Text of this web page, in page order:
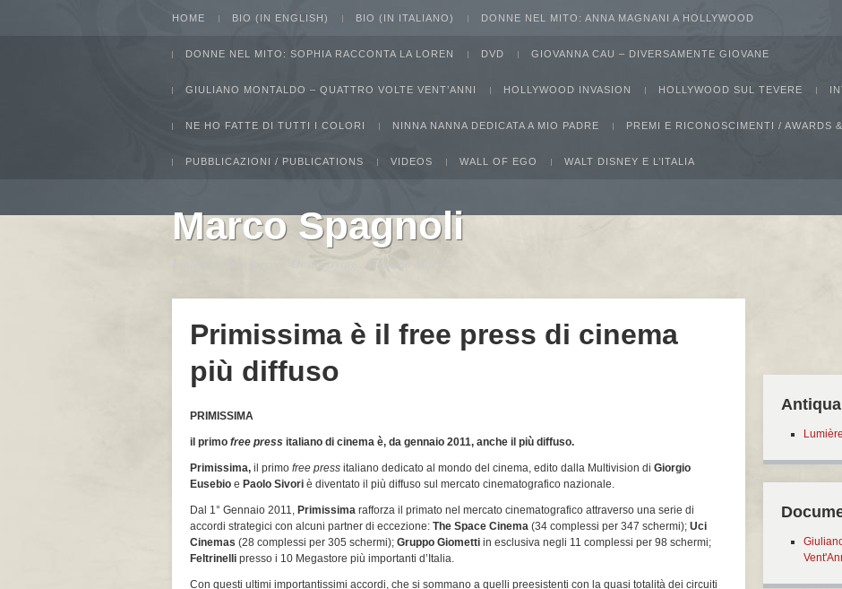
HOME BIO (IN ENGLISH) BIO (IN ITALIANO) DONNE NEL MITO: ANNA MAGNANI A HOLLYWOOD
DONNE NEL MITO: SOPHIA RACCONTA LA LOREN DVD GIOVANNA CAU – DIVERSAMENTE GIOVANE
GIULIANO MONTALDO – QUATTRO VOLTE VENT’ANNI HOLLYWOOD INVASION HOLLYWOOD SUL TEVERE
NE HO FATTE DI TUTTI I COLORI NINNA NANNA DEDICATA A MIO PADRE PREMI E RICONOSCIMENTI / AWARDS
PUBBLICAZIONI / PUBLICATIONS VIDEOS WALL OF EGO WALT DISNEY E L’ITALIA
Marco Spagnoli
Primissima è il free press di cinema
più diffuso
PRIMISSIMA
il primo free press italiano di cinema è, da gennaio 2011, anche il più diffuso.
Primissima, il primo free press italiano dedicato al mondo del cinema, edito dalla Multivision di Giorgio
Eusebio e Paolo Sivori è diventato il più diffuso sul mercato cinematografico nazionale.
Dal 1° Gennaio 2011, Primissima rafforza il primato nel mercato cinematografico attraverso una serie di
accordi strategici con alcuni partner di eccezione: The Space Cinema (34 complessi per 347 schermi); Uci
Cinemas (28 complessi per 305 schermi); Gruppo Giometti in esclusiva negli 11 complessi per 98 schermi;
Feltrinelli presso i 10 Megastore più importanti d’Italia.
Con questi ultimi importantissimi accordi, che si sommano a quelli preesistenti con la quasi totalità dei circuiti